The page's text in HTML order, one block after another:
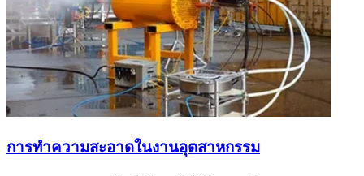
การทำความสะอาดในงานอุตสาหกรรม